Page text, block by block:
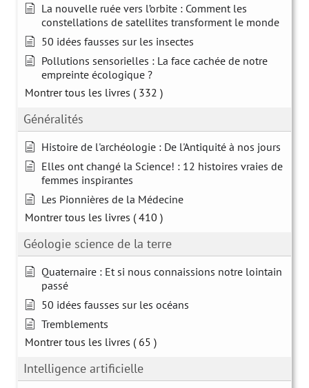
La nouvelle ruée vers l’orbite : Comment les
constellations de satellites transforment le monde
50 idées fausses sur les insectes
Pollutions sensorielles : La face cachée de notre
empreinte écologique ?
Montrer tous les livres ( 332 )
Généralités
Histoire de l'archéologie : De l'Antiquité à nos jours
Elles ont changé la Science! : 12 histoires vraies de
femmes inspirantes
Les Pionnières de la Médecine
Montrer tous les livres ( 410 )
Géologie science de la terre
Quaternaire : Et si nous connaissions notre lointain
passé
50 idées fausses sur les océans
Tremblements
Montrer tous les livres ( 65 )
Intelligence artificielle